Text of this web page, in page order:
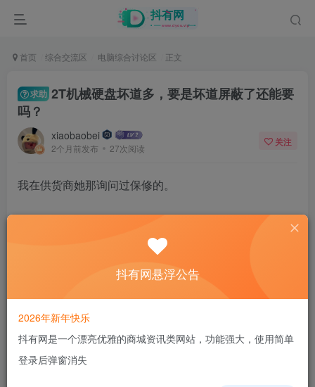
首页 综合交流区 电脑综合讨论区 正文
求助 2T机械硬盘坏道多，要是坏道屏蔽了还能要
吗？
xiaobaobei
2个月前发布 27次阅读
关注
我在供货商她那询问过保修的。
她说她是一个代理，她从上级拿的货，但这硬盘拿到手
所以她上级给她货的这个保修时间过了。
但我是按在她那买货时间算保修，所以还在保。
抖有网悬浮公告
2026年新年快乐
抖有网是一个漂亮优雅的商城资讯类网站，功能强大，使用简单
登录后弹窗消失